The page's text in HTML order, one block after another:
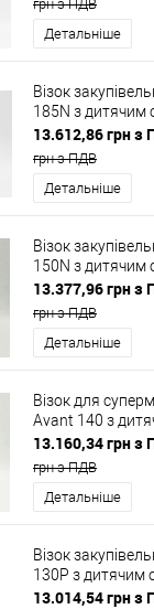
грн з ПДВ
Детальніше
Візок
185N з дитячим
13.612,86 грн з
грн з ПДВ
Детальніше
Візок
150N з дитячим
13.377,96 грн з
грн з ПДВ
Детальніше
Візок для
Avant 140 з
13.160,34 грн з
грн з ПДВ
Детальніше
Візок
130P з дитячим
13.014,54 грн з